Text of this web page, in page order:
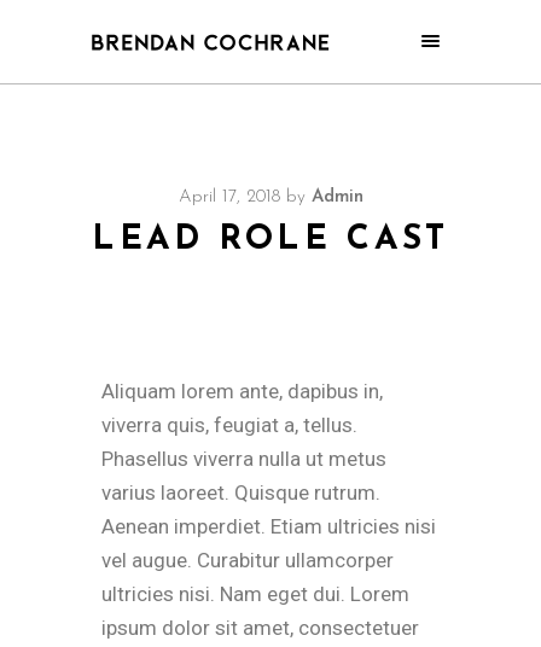
April 17, 2018 by Admin
LEAD ROLE CAST
Aliquam lorem ante, dapibus in,
viverra quis, feugiat a, tellus.
Phasellus viverra nulla ut metus
varius laoreet. Quisque rutrum.
Aenean imperdiet. Etiam ultricies nisi
vel augue. Curabitur ullamcorper
ultricies nisi. Nam eget dui. Lorem
ipsum dolor sit amet, consectetuer